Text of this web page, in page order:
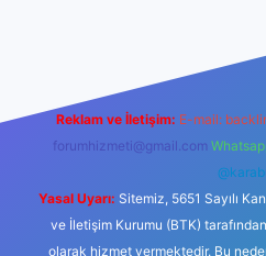
Reklam ve İletişim: E-mail:
forumhizmeti@gmail.com
Yasal Uyarı: Sitemiz, 5651 Sayılı
ve İletişim Kurumu (BTK)
olarak hizmet vermektedir. Bu